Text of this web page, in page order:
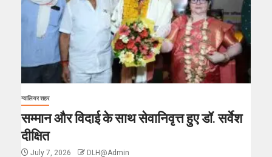
ग्वालियर शहर
सम्मान और विदाई के साथ सेवानिवृत्त हुए डॉ. सर्वेश
दीक्षित
July 7, 2026 DLH@Admin